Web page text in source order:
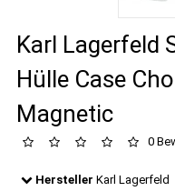
Karl Lagerfeld
Hülle Case
Magnetic
0
Hersteller Karl Lagerfeld